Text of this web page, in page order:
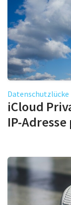
Datenschutzlücke
iCloud
IP-